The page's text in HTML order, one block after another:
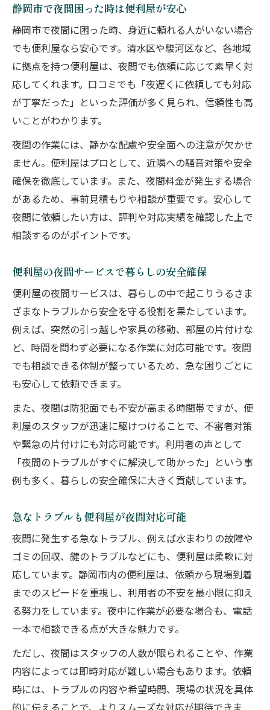
夜間対応便利屋の安全対策と信頼ポイント
こんな時も便利屋が活躍します夜間OK
夜間の家具移動も便利屋が即日サポート
急な片付けや掃除も便利屋が夜間対応
深夜の鍵トラブルも便利屋で安心対応
便利屋の夜間サービスは多用途で便利
夜遅くの害虫駆除も便利屋にお任せ
引っ越しや急な移動も夜中に依頼できる
夜間の引っ越しも便利屋なら柔軟対応
深夜の家具移動は便利屋が力強くサポート
急な引っ越しも便利屋の夜間対応が安心
便利屋の夜間移動サービスで快適な暮らし
夜中の大荷物も便利屋が安全に運搬可能
静岡市で夜間困った時は便利屋が安心
静岡市で夜間に困った時、身近に頼れる人がいない場合
でも便利屋なら安心です。清水区や駿河区など、各地域
に拠点を持つ便利屋は、夜間でも依頼に応じて素早く対
応してくれます。口コミでも「夜遅くに依頼しても対応
が丁寧だった」といった評価が多く見られ、信頼性も高
いことがわかります。
夜間の作業には、静かな配慮や安全面への注意が欠かせ
ません。便利屋はプロとして、近隣への騒音対策や安全
確保を徹底しています。また、夜間料金が発生する場合
があるため、事前見積もりや相談が重要です。安心して
夜間に依頼したい方は、評判や対応実績を確認した上で
相談するのがポイントです。
便利屋の夜間サービスで暮らしの安全確保
便利屋の夜間サービスは、暮らしの中で起こりうるさま
ざまなトラブルから安全を守る役割を果たしています。
例えば、突然の引っ越しや家具の移動、部屋の片付けな
ど、時間を問わず必要になる作業に対応可能です。夜間
でも相談できる体制が整っているため、急な困りごとに
も安心して依頼できます。
また、夜間は防犯面でも不安が高まる時間帯ですが、便
利屋のスタッフが迅速に駆けつけることで、不審者対策
や緊急の片付けにも対応可能です。利用者の声として
「夜間のトラブルがすぐに解決して助かった」という事
例も多く、暮らしの安全確保に大きく貢献しています。
急なトラブルも便利屋が夜間対応可能
夜間に発生する急なトラブル、例えば水まわりの故障や
ゴミの回収、鍵のトラブルなどにも、便利屋は柔軟に対
応しています。静岡市内の便利屋は、依頼から現場到着
までのスピードを重視し、利用者の不安を最小限に抑え
る努力をしています。夜中に作業が必要な場合も、電話
一本で相談できる点が大きな魅力です。
ただし、夜間はスタッフの人数が限られることや、作業
内容によっては即時対応が難しい場合もあります。依頼
時には、トラブルの内容や希望時間、現場の状況を具体